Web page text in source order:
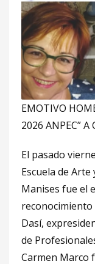
EMOTIVO
2026 ANPEC” A
El pasado
Escuela de
Manises fue el
Dasí,
de
Carmen Marco